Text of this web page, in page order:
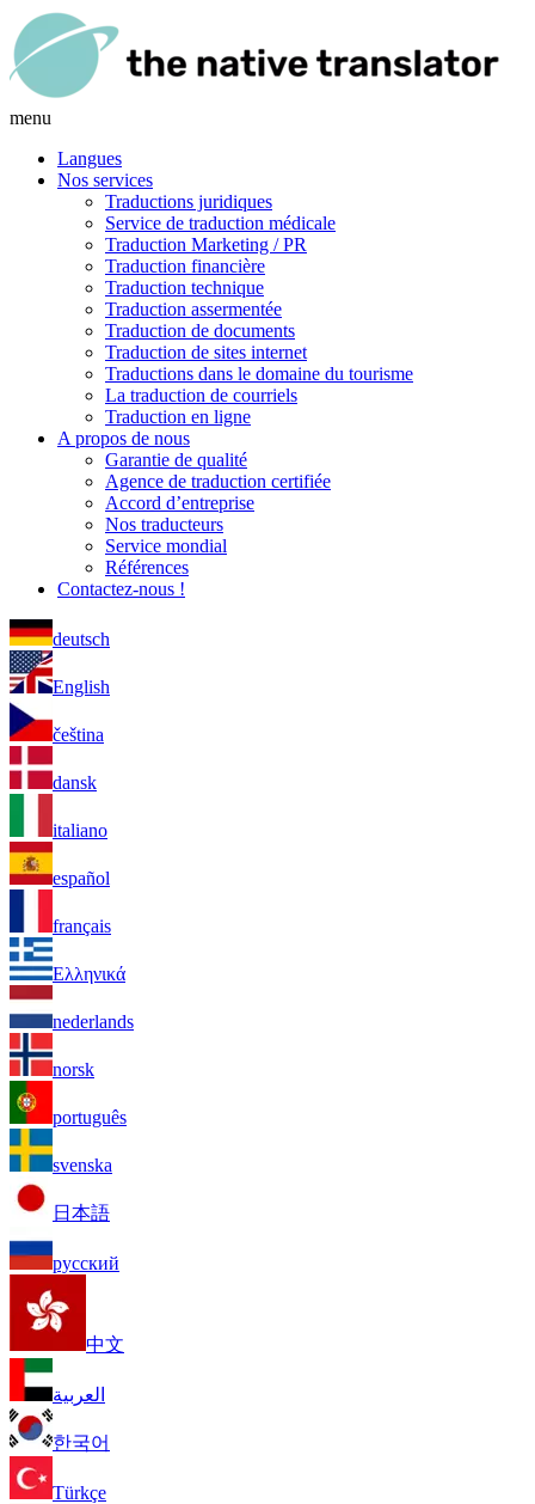
menu
Langues
Nos services
Traductions juridiques
Service de traduction médicale
Traduction Marketing / PR
Traduction financière
Traduction technique
Traduction assermentée
Traduction de documents
Traduction de sites internet
Traductions dans le domaine du tourisme
La traduction de courriels
Traduction en ligne
A propos de nous
Garantie de qualité
Agence de traduction certifiée
Accord d’entreprise
Nos traducteurs
Service mondial
Références
Contactez-nous !
deutsch
English
čeština
dansk
italiano
español
français
Ελληνικά
nederlands
norsk
português
svenska
日本語
русский
中文
العربية
한국어
Türkçe